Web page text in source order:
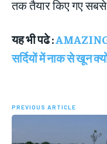
तक तैयार किए गए सबसे
यह भी पढे :
सर्दियों में नाक से खून
PREVIOUS ARTICLE